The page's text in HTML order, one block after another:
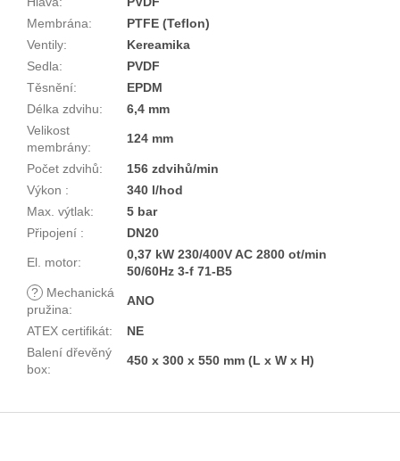
Membrána:
PTFE (Teflon)
Ventily:
Kereamika
Sedla:
PVDF
Těsnění:
EPDM
Délka zdvihu:
6,4 mm
Velikost
membrány:
124 mm
Počet zdvihů:
156 zdvihů/min
Výkon :
340 l/hod
Max. výtlak:
5 bar
Připojení : DN20
El. motor:
0,37 kW 230/400V AC 2800 ot/min
50/60Hz 3-f 71-B5
?
Mechanická
pružina:
ANO
ATEX certifikát:
NE
Balení dřevěný
box:
450 x 300 x 550 mm (L x W x H)